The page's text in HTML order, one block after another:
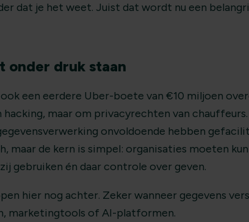
dat je het weet. Juist dat wordt nu een
onder druk staan
een eerdere Uber-boete van €10 miljoen
maar om privacyrechten van
onvoldoende hebben
maar de kern is simpel: organisaties moeten
gebruiken én daar controle over geven.
hier nog achter. Zeker wanneer gegevens
marketingtools of AI-platformen.